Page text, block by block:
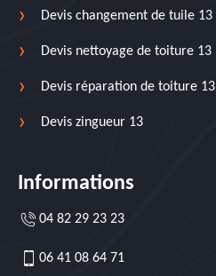
Devis changement de tuile 13
Devis nettoyage de toiture 13
Devis réparation de toiture 13
Devis zingueur 13
Informations
04 82 29 23 23
06 41 08 64 71